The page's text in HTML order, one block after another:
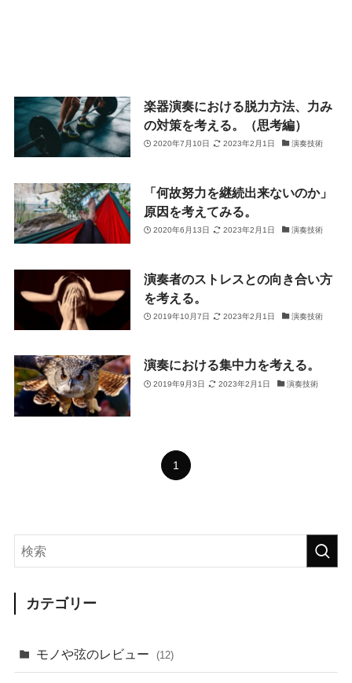
楽器演奏における脱力方法、力み
の対策を考える。（思考編）
2020年7月10日 2023年2月1日 演奏技術
「何故努力を継続出来ないのか」
原因を考えてみる。
2020年6月13日 2023年2月1日 演奏技術
演奏者のストレスとの向き合い方
を考える。
2019年10月7日 2023年2月1日 演奏技術
演奏における集中力を考える。
2019年9月3日 2023年2月1日 演奏技術
1
カテゴリー
モノや弦のレビュー (12)